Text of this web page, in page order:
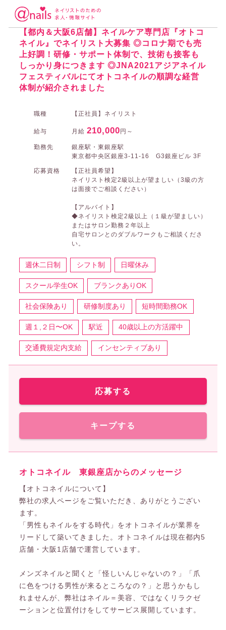
ネイリスト・ネイルサロンの求人アットネイルズ
オトコネイル 東銀座店の求人
【都内＆大阪6店舗】ネイルケア専門店『オトコ
ネイル』でネイリスト大募集 ◎コロナ期でも売
上好調！研修・サポート体制で、技術も接客も
しっかり身につきます ◎JNA2021アジアネイル
フェスティバルにてオトコネイルの順調な経営
体制が紹介されました
職種 【正社員】ネイリスト
給与 月給 210,000円～
勤務先
銀座駅・東銀座駅
東京都中央区銀座3-11-16 G3銀座ビル 3F
応募資格
【正社員希望】
ネイリスト検定2級以上が望ましい（3級の方
は面接でご相談ください）
【アルバイト】
◆ネイリスト検定2級以上（１級が望ましい）
またはサロン勤務２年以上
自宅サロンとのダブルワークもご相談くださ
い。
週休二日制 シフト制 日曜休み
スクール学生OK ブランクありOK
社会保険あり 研修制度あり 短時間勤務OK
週１,２日〜OK 駅近 40歳以上の方活躍中
交通費規定内支給 インセンティブあり
応募する
キープする
オトコネイル 東銀座店からのメッセージ
【オトコネイルについて】
弊社の求人ページをご覧いただき、ありがとうござい
ます。
「男性もネイルをする時代」をオトコネイルが業界を
リードして築いてきました。オトコネイルは現在都内5
店舗・大阪1店舗で運営しています。
メンズネイルと聞くと「怪しいんじゃないの？」「爪
に色をつける男性が来るところなの？」と思うかもし
れませんが、弊社はネイル＝美容、ではなくリラクゼ
ーションと位置付けをしてサービス展開しています。